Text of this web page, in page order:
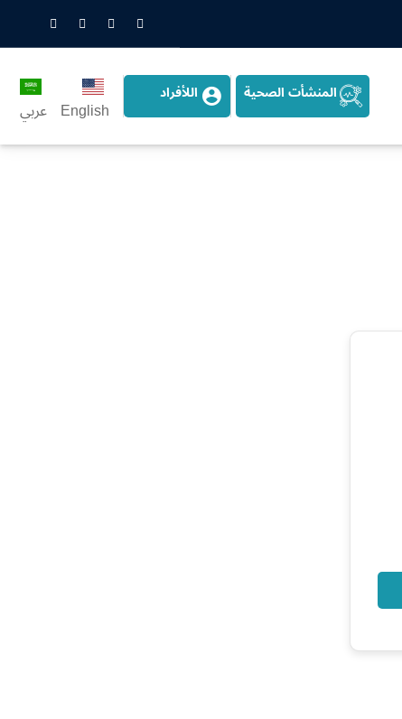
Snapchat
Twitter
LinkedIn
المنشأت الصحية اللأفراد
English عربي